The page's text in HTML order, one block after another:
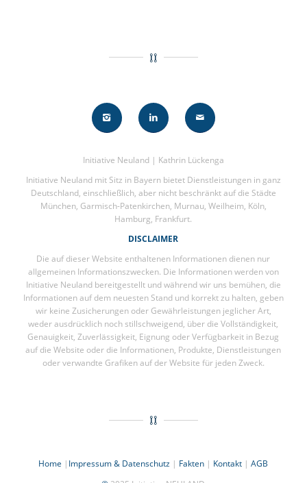
Initiative Neuland | Kathrin Lückenga
Initiative Neuland mit Sitz in Bayern bietet Dienstleistungen in ganz
Deutschland, einschließlich, aber nicht beschränkt auf die Städte
München, Garmisch-Patenkirchen, Murnau, Weilheim, Köln,
Hamburg, Frankfurt.
DISCLAIMER
Die auf dieser Website enthaltenen Informationen dienen nur
allgemeinen Informationszwecken. Die Informationen werden von
Initiative Neuland bereitgestellt und während wir uns bemühen, die
Informationen auf dem neuesten Stand und korrekt zu halten, geben
wir keine Zusicherungen oder Gewährleistungen jeglicher Art,
weder ausdrücklich noch stillschweigend, über die Vollständigkeit,
Genauigkeit, Zuverlässigkeit, Eignung oder Verfügbarkeit in Bezug
auf die Website oder die Informationen, Produkte, Dienstleistungen
oder verwandte Grafiken auf der Website für jeden Zweck.
Home | Impressum & Datenschutz | Fakten | Kontakt |AGB